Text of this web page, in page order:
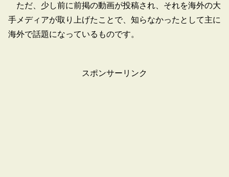
ただ、少し前に前掲の動画が投稿され、それを海外の大
手メディアが取り上げたことで、知らなかったとして主に
海外で話題になっているものです。
スポンサーリンク